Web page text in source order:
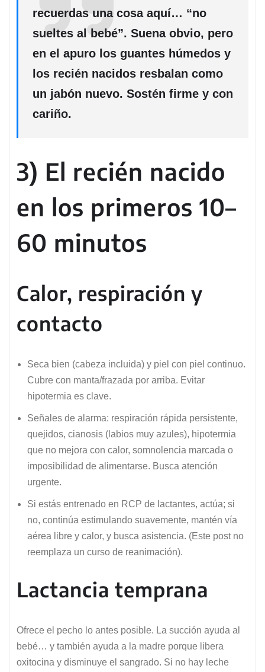
recuerdas una cosa aquí… “no
sueltes al bebé”. Suena obvio, pero
en el apuro los guantes húmedos y
los recién nacidos resbalan como
un jabón nuevo. Sostén firme y con
cariño.
3) El recién nacido
en los primeros 10–
60 minutos
Calor, respiración y
contacto
Seca bien (cabeza incluida) y piel con piel continuo.
Cubre con manta/frazada por arriba. Evitar
hipotermia es clave.
Señales de alarma: respiración rápida persistente,
quejidos, cianosis (labios muy azules), hipotermia
que no mejora con calor, somnolencia marcada o
imposibilidad de alimentarse. Busca atención
urgente.
Si estás entrenado en RCP de lactantes, actúa; si
no, continúa estimulando suavemente, mantén vía
aérea libre y calor, y busca asistencia. (Este post no
reemplaza un curso de reanimación).
Lactancia temprana
Ofrece el pecho lo antes posible. La succión ayuda al
bebé… y también ayuda a la madre porque libera
oxitocina y disminuye el sangrado. Si no hay leche